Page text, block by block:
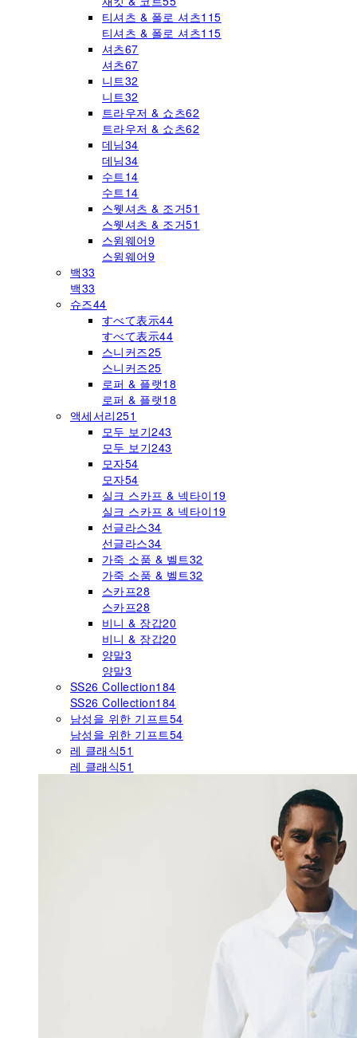
티셔츠 & 폴로 셔츠115
티셔츠 & 폴로 셔츠115
셔츠67
셔츠67
니트32
니트32
트라우저 & 쇼츠62
트라우저 & 쇼츠62
데님34
데님34
수트14
수트14
스웻셔츠 & 조거51
스웻셔츠 & 조거51
스윔웨어9
스윔웨어9
백33
백33
슈즈44
すべて表示44
すべて表示44
스니커즈25
스니커즈25
로퍼 & 플랫18
로퍼 & 플랫18
액세서리251
모두 보기243
모두 보기243
모자54
모자54
실크 스카프 & 넥타이 19
실크 스카프 & 넥타이 19
선글라스34
선글라스34
가죽 소품 & 벨트32
가죽 소품 & 벨트32
스카프28
스카프28
비니 & 장갑20
비니 & 장갑20
양말3
양말3
SS26 Collection184
SS26 Collection184
남성을 위한 기프트54
남성을 위한 기프트54
레 클래식51
레 클래식51